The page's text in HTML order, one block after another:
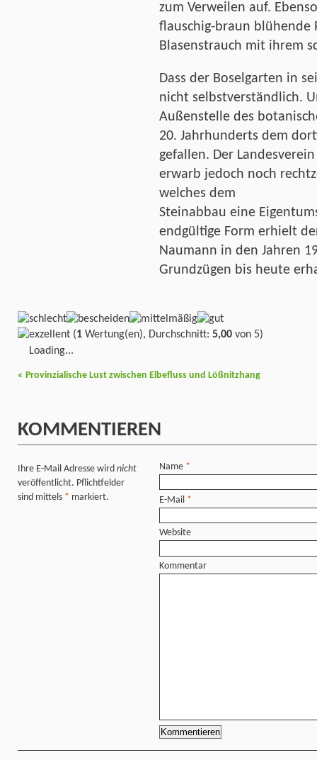
zum Verweilen auf.
flauschig-braun blühende
Blasenstrauch mit ihrem
Dass der Boselgarten in
nicht selbstverständlich.
Außenstelle des
20. Jahrhunderts dem
gefallen. Der
erwarb jedoch noch
welches dem
Steinabbau eine
endgültige Form erhielt
Naumann in den Jahren
Grundzügen bis heute
(1 Wertung(en), Durchschnitt: 5,00 von 5)
Loading...
« Provinzialische Lust zwischen Elbefluss und Lößnitzhang
KOMMENTIEREN
Ihre E-Mail Adresse wird nicht
veröffentlicht. Pflichtfelder
sind mittels * markiert.
Name *
E-Mail *
Website
Kommentar